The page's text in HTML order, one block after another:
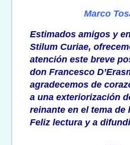
Marco
Estimados amigos y
Stilum Curiae,
atención este breve
don Francesco
agradecemos de
a una exteriorización
reinante en el tema de
Feliz lectura y a